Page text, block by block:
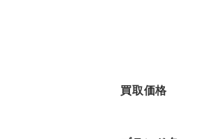
買取価格